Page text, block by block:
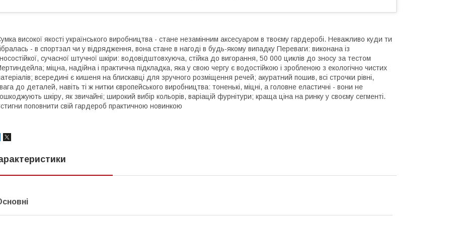
високої якості українського виробництва - стане незамінним аксесуаром в твоєму гардеробі. Неважливо куди ти
- в спортзал чи у відрядження, вона стане в нагоді в будь-якому випадку Переваги: виконана із
сучасної штучної шкіри: водовідштовхуюча, стійка до вигорання, 50 000 циклів до зносу за тестом
міцна, надійна і практична підкладка, яка у свою чергу є водостійкою і зробленою з екологічно чистих
всередині є кишеня на блискавці для зручного розміщення речей; акуратний пошив, всі строчки рівні,
до деталей, навіть ті ж нитки європейського виробництва: тоненькі, міцні, а головне еластичні - вони не
шкіру, як звичайні; широкий вибір кольорів, варіацій фурнітури; краща ціна на ринку у своєму сегменті.
поповнити свій гардероб практичною новинкою